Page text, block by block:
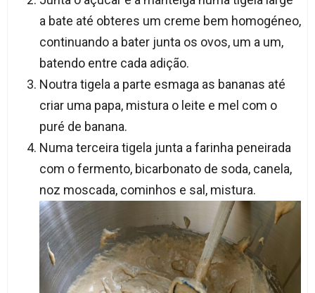
a bate até obteres um creme bem homogéneo,
continuando a bater junta os ovos, um a um,
batendo entre cada adição.
Noutra tigela a parte esmaga as bananas até
criar uma papa, mistura o leite e mel com o
puré de banana.
Numa terceira tigela junta a farinha peneirada
com o fermento, bicarbonato de soda, canela,
noz moscada, cominhos e sal, mistura.